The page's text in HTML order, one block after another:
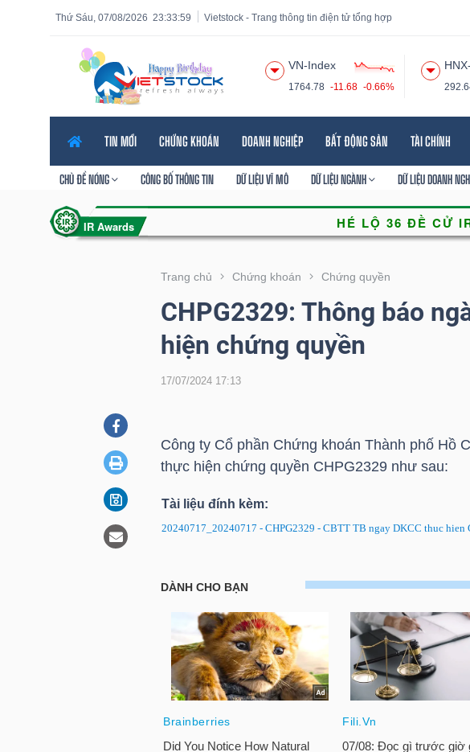
23:34:00
Thứ Sáu, 07/08/2026 Vietstock - Trang thông tin điện tử tổng hợp
VN-Index
1764.78 -11.68 -0.66%
TIN MỚI CHỨNG KHOÁN DOANH NGHIỆP BẤT ĐỘNG SẢN TÀI CHÍNH
CHỦ ĐỀ NÓNG CÔNG BỐ THÔNG TIN DỮ LIỆU VĨ MÔ DỮ LIỆU NGÀNH DỮ LIỆU DOANH
Trang chủ Chứng khoán Chứng quyền
CHPG2329: Thông báo
hiện chứng quyền
17/07/2024 17:13
Công ty Cổ phần Chứng khoán Thành phố Hồ
thực hiện chứng quyền CHPG2329 như sau:
Tài liệu đính kèm:
20240717_20240717 - CHPG2329 - CBTT TB ngay DKCC thuc hien
CHPG2329: Thông báo ngày ĐKCC để thực
Tính năng
năng
VIETSTOCK